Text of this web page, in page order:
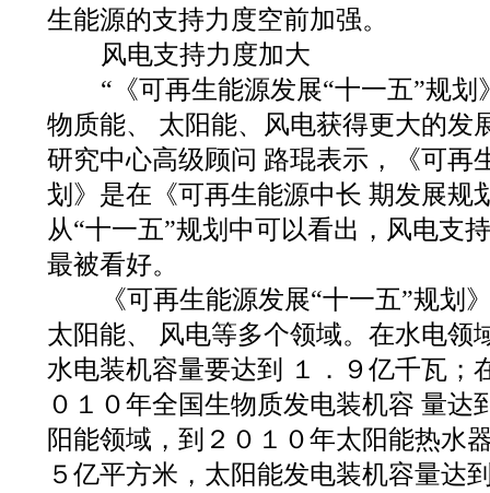
生能源的支持力度空前加强。
风电支持力度加大
“《可再生能源发展“十一五”规划
物质能、 太阳能、风电获得更大的发
研究中心高级顾问 路琨表示，《可再
划》是在《可再生能源中长 期发展规
从“十一五”规划中可以看出，风电支
最被看好。
《可再生能源发展“十一五”规划
太阳能、 风电等多个领域。在水电领
水电装机容量要达到 １．９亿千瓦；
０１０年全国生物质发电装机容 量达
阳能领域，到２０１０年太阳能热水
５亿平方米，太阳能发电装机容量达